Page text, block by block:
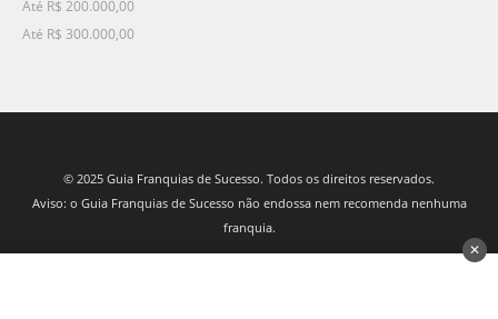
Até R$ 200.000,00
Até R$ 300.000,00
© 2025 Guia Franquias de Sucesso. Todos os direitos reservados.
Aviso: o Guia Franquias de Sucesso não endossa nem recomenda nenhuma
franquia.
✕